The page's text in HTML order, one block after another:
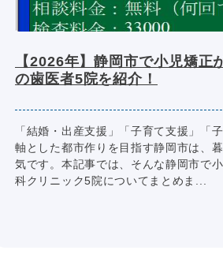
【2026年】静岡市で小児矯正
の歯医者5院を紹介！
「結婚・出産支援」「子育て支援」「
軸とした都市作りを目指す静岡市は、
気です。本記事では、そんな静岡市で
科クリニック5院についてまとめま...